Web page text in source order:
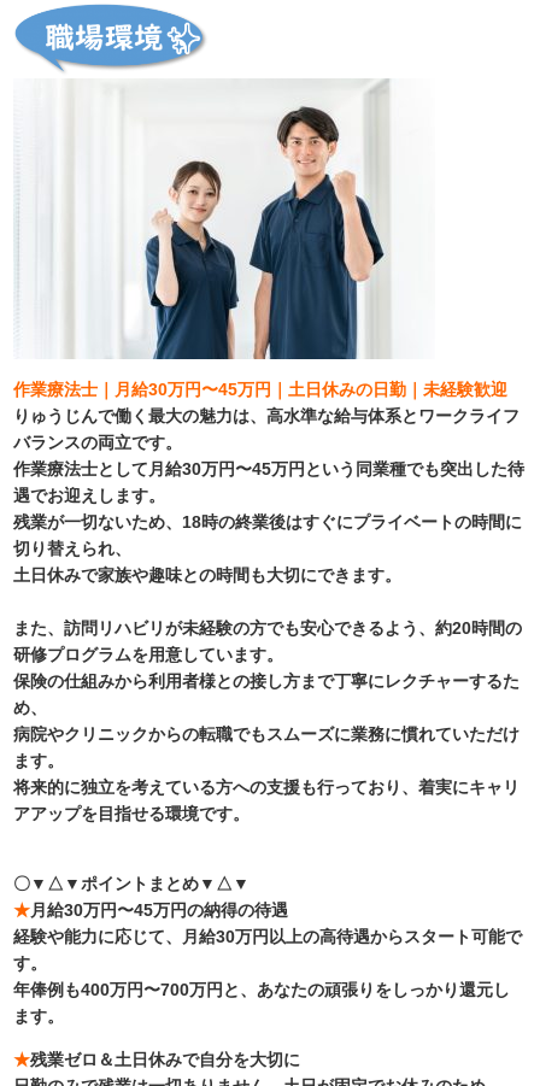
作業療法士｜月給30万円〜45万円｜土日休みの日勤｜未経験歓迎
りゅうじんで働く最大の魅力は、高水準な給与体系とワークライフ
バランスの両立です。
作業療法士として月給30万円〜45万円という同業種でも突出した待
遇でお迎えします。
残業が一切ないため、18時の終業後はすぐにプライベートの時間に
切り替えられ、
土日休みで家族や趣味との時間も大切にできます。
また、訪問リハビリが未経験の方でも安心できるよう、約20時間の
研修プログラムを用意しています。
保険の仕組みから利用者様との接し方まで丁寧にレクチャーするた
め、
病院やクリニックからの転職でもスムーズに業務に慣れていただけ
ます。
将来的に独立を考えている方への支援も行っており、着実にキャリ
アアップを目指せる環境です。
〇▼△▼ポイントまとめ▼△▼
★月給30万円〜45万円の納得の待遇
経験や能力に応じて、月給30万円以上の高待遇からスタート可能で
す。
年俸例も400万円〜700万円と、あなたの頑張りをしっかり還元し
ます。
★残業ゼロ＆土日休みで自分を大切に